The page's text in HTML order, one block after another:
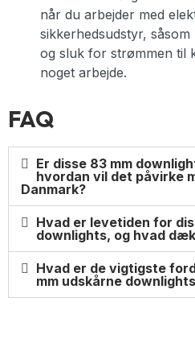
når du arbejder med
sikkerhedsudstyr,
og sluk for strømmen til
noget arbejde.
FAQ
Er disse 83 mm
hvordan vil det påvirke
Danmark?
Hvad er levetiden for
downlights, og hvad
Hvad er de vigtigste
mm udskårne